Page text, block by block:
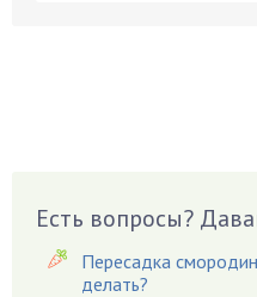
Вишня
Вредители
Гардения
Есть вопросы?
Пересадка
делать?